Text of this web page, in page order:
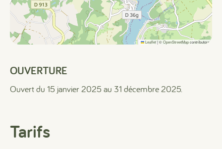
Leaflet|©OpenStreetMapcontributors
OUVERTURE
Ouvert du 15 janvier 2025 au 31 décembre 2025.
Tarifs